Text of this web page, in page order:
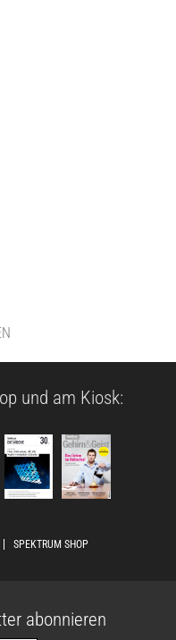
und am Kiosk:
SPEKTRUM SHOP
abonnieren